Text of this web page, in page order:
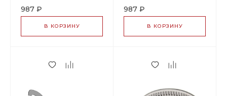
теплоизоляцию
987 ₽
В КОРЗИНУ
теплоизоляцию
987 ₽
В КОРЗИНУ